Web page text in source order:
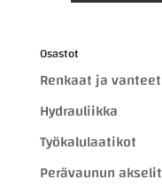
Osastot
Renkaat ja vanteet
Hydrauliikka
Työkalulaatikot
Perävaunun akselit